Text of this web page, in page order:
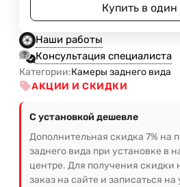
Купить в один
Наши работы
Консультация специалиста
Категории:Камеры заднего вида
АКЦИИ И СКИДКИ
С установкой дешевле
Дополнительная скидка 7% на
заднего вида при установке в
центре. Для получения скидки
заказ на сайте и записаться на